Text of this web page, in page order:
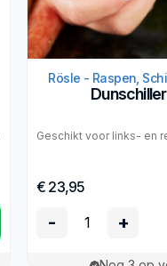
Rösle - Raspen,
Geschikt voor links- en
€ 23,95
- +